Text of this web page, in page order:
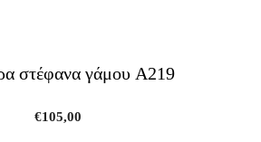
στέφανα γάμου A219
€105,00